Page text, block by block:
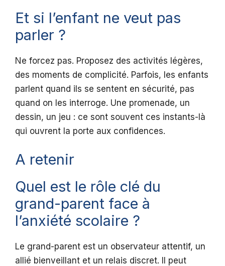
Et si l’enfant ne veut pas
parler ?
Ne forcez pas. Proposez des activités légères,
des moments de complicité. Parfois, les enfants
parlent quand ils se sentent en sécurité, pas
quand on les interroge. Une promenade, un
dessin, un jeu : ce sont souvent ces instants-là
qui ouvrent la porte aux confidences.
A retenir
Quel est le rôle clé du
grand-parent face à
l’anxiété scolaire ?
Le grand-parent est un observateur attentif, un
allié bienveillant et un relais discret. Il peut